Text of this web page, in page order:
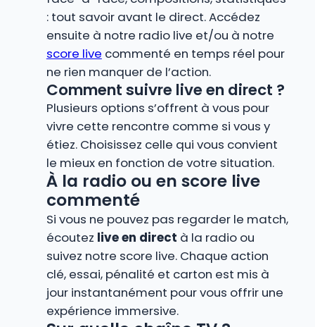
: tout savoir avant le direct. Accédez
ensuite à notre radio live et/ou à notre
score live commenté en temps réel pour
ne rien manquer de l’action.
Comment suivre live en direct ?
Plusieurs options s’offrent à vous pour
vivre cette rencontre comme si vous y
étiez. Choisissez celle qui vous convient
le mieux en fonction de votre situation.
À la radio ou en score live
commenté
Si vous ne pouvez pas regarder le match,
écoutez live en direct à la radio ou
suivez notre score live. Chaque action
clé, essai, pénalité et carton est mis à
jour instantanément pour vous offrir une
expérience immersive.